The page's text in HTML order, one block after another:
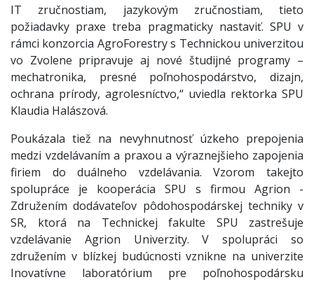
IT zručnostiam, jazykovým zručnostiam, tieto
požiadavky praxe treba pragmaticky nastaviť. SPU v
rámci konzorcia AgroForestry s Technickou univerzitou
vo Zvolene pripravuje aj nové študijné programy –
mechatronika, presné poľnohospodárstvo, dizajn,
ochrana prírody, agrolesníctvo,“ uviedla rektorka SPU
Klaudia Halászová.
Poukázala tiež na nevyhnutnosť úzkeho prepojenia
medzi vzdelávaním a praxou a výraznejšieho zapojenia
firiem do duálneho vzdelávania. Vzorom takejto
spolupráce je kooperácia SPU s firmou Agrion -
Združením dodávateľov pôdohospodárskej techniky v
SR, ktorá na Technickej fakulte SPU zastrešuje
vzdelávanie Agrion Univerzity. V spolupráci so
združením v blízkej budúcnosti vznikne na univerzite
Inovatívne laboratórium pre poľnohospodársku